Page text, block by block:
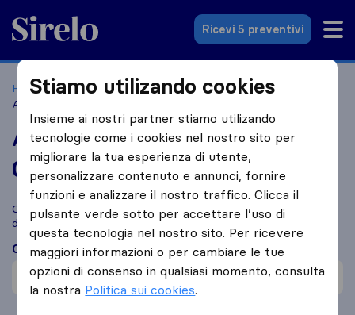
Sirelo.it
Ricevi 5 preventivi
Home Le 10 migliori aziende di traslochi in Italia
Az Servizi E Traslochi
Az Servizi E Traslochi
0,0 basato su 2
recensioni di Sirelo e Google
i
Confronta Az Servizi E Traslochi con altreaziende di traslochi
di
Roma
Cosa dicono i clienti
Trasloco veloce (1)
Stiamo utilizando cookies
Insieme ai nostri partner stiamo utilizando
tecnologie come i cookies nel nostro sito per
migliorare la tua esperienza di utente,
personalizzare contenuto e annunci, fornire
funzioni e analizzare il nostro traffico. Clicca il
pulsante verde sotto per accettare l’uso di
questa tecnologia nel nostro sito. Per ricevere
maggiori informazioni o per cambiare le tue
opzioni di consenso in qualsiasi momento, consulta
la nostra Politica sui cookies.